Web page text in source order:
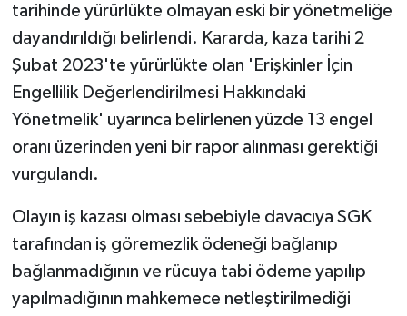
tarihinde yürürlükte olmayan eski bir yönetmeliğe
dayandırıldığı belirlendi. Kararda, kaza tarihi 2
Şubat 2023'te yürürlükte olan 'Erişkinler İçin
Engellilik Değerlendirilmesi Hakkındaki
Yönetmelik' uyarınca belirlenen yüzde 13 engel
oranı üzerinden yeni bir rapor alınması gerektiği
vurgulandı.
Olayın iş kazası olması sebebiyle davacıya SGK
tarafından iş göremezlik ödeneği bağlanıp
bağlanmadığının ve rücuya tabi ödeme yapılıp
yapılmadığının mahkemece netleştirilmediği